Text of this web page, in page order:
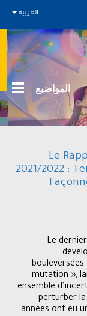
العربية
المواضيع
Le
2021/2022 :
Le
mutation »,
ensemble
perturber la
années ont eu